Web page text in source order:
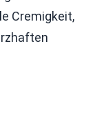
Cremigkeit,